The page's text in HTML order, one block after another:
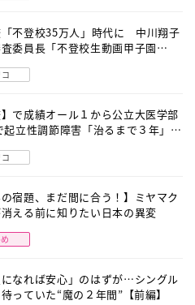
不登校35万人」時代に 中川翔子
委員長「不登校生動画甲子園
】で成績オール１から公立大医学部
起立性調節障害「治るまで３年」の
の宿題、まだ間に合う！】ミヤマク
える前に知りたい日本の異変
になれば安心」のはずが…シングル
っていた“魔の２年間”【前編】